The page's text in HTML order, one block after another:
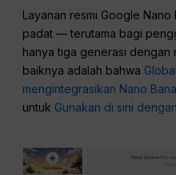
Layanan resmi Google
padat — terutama bagi
hanya tiga generasi dengan
baiknya adalah bahwa
mengintegrasikan Nano
untuk Gunakan di sini